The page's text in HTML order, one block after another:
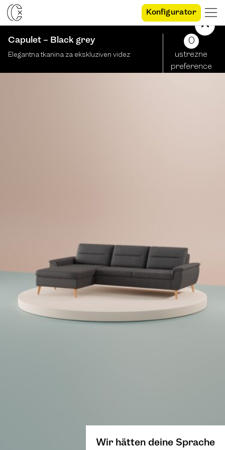
Konfigurator
Capulet – Black grey
Elegantna tkanina za ekskluziven videz
0
ustrezne
preference
Wir hätten deine Sprache